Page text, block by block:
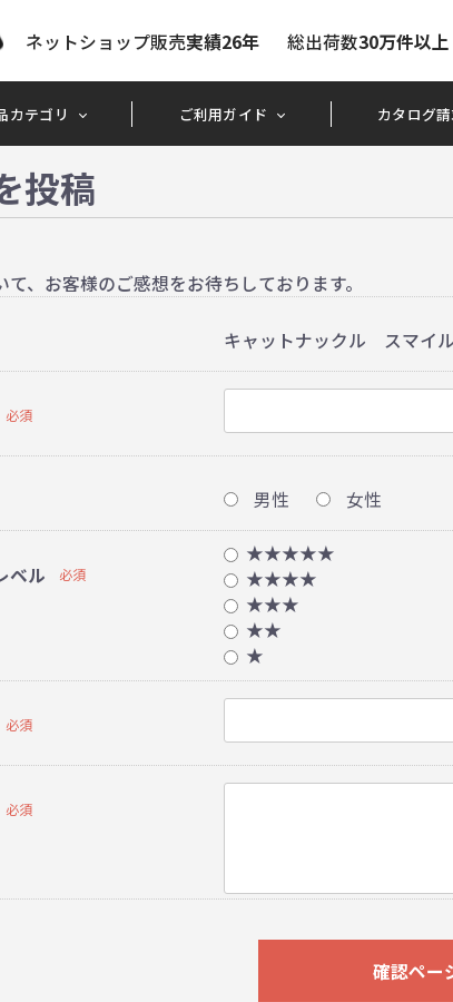
ネットショップ販売実績26年 総出荷数30万件以上
カテゴリ ご利用ガイド カタログ
投稿
て、お客様のご感想をお待ちしております。
キャットナックル スマイ
必須
男性 女性
ベル 必須
★★★★★
★★★★
★★★
★★
★
必須
必須
確認ペー